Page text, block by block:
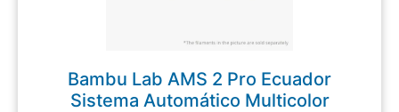
Bambu Lab AMS 2 Pro Ecuador
Sistema Automático Multicolor